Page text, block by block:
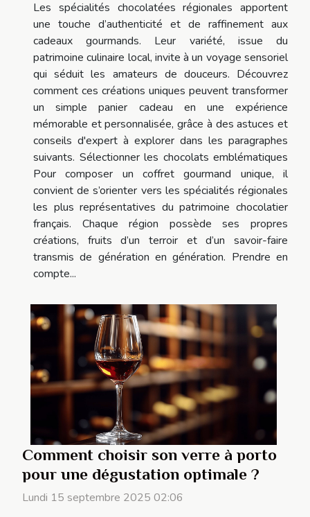
Les spécialités chocolatées régionales apportent
une touche d’authenticité et de raffinement aux
cadeaux gourmands. Leur variété, issue du
patrimoine culinaire local, invite à un voyage sensoriel
qui séduit les amateurs de douceurs. Découvrez
comment ces créations uniques peuvent transformer
un simple panier cadeau en une expérience
mémorable et personnalisée, grâce à des astuces et
conseils d'expert à explorer dans les paragraphes
suivants. Sélectionner les chocolats emblématiques
Pour composer un coffret gourmand unique, il
convient de s’orienter vers les spécialités régionales
les plus représentatives du patrimoine chocolatier
français. Chaque région possède ses propres
créations, fruits d’un terroir et d’un savoir-faire
transmis de génération en génération. Prendre en
compte...
Comment choisir son verre à porto
pour une dégustation optimale ?
Lundi 15 septembre 2025 02:06